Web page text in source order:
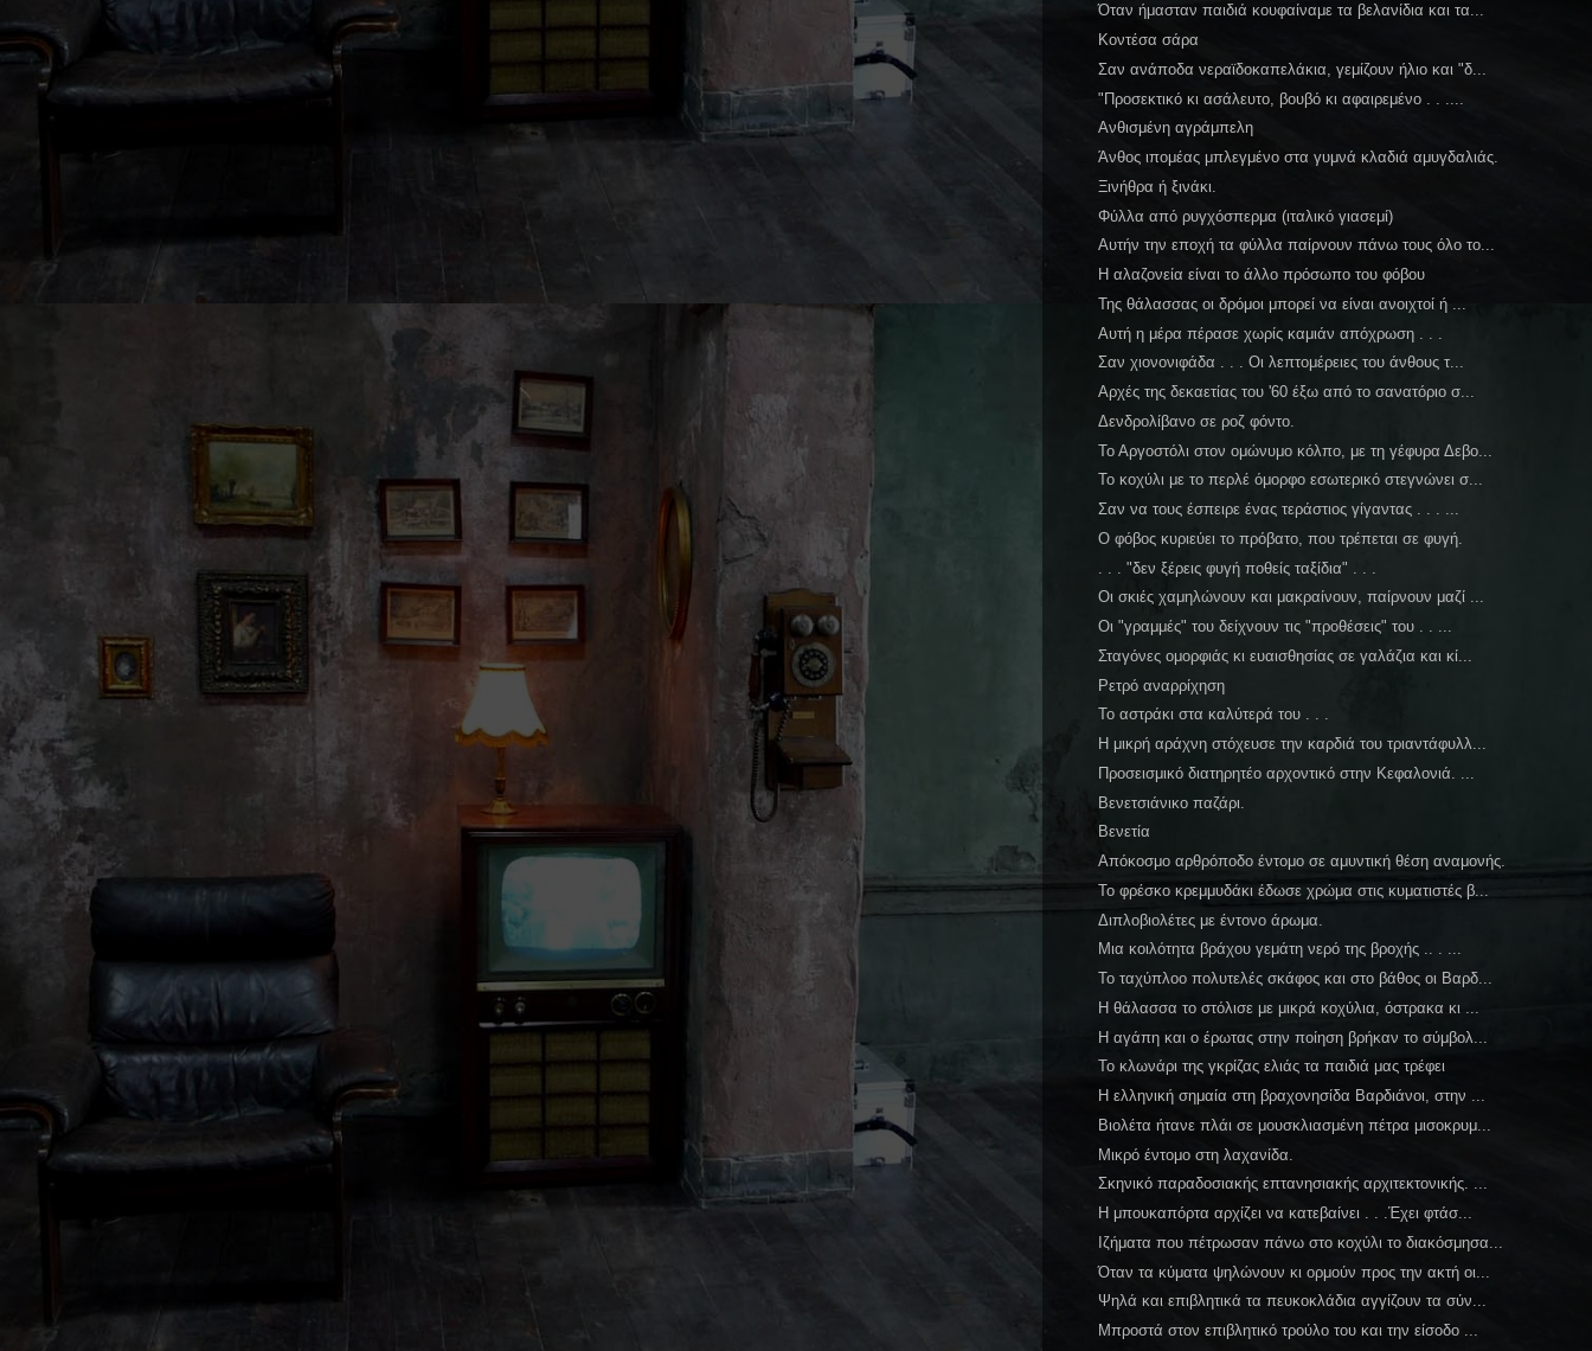
Όταν ήμασταν παιδιά κουφαίναμε τα βελανίδια και τα...
Κοντέσα σάρα
Σαν ανάποδα νεραϊδοκαπελάκια, γεμίζουν ήλιο και "δ...
"Προσεκτικό κι ασάλευτο, βουβό κι αφαιρεμένο . . ....
Ανθισμένη αγράμπελη
Άνθος ιπομέας μπλεγμένο στα γυμνά κλαδιά αμυγδαλιάς.
Ξινήθρα ή ξινάκι.
Φύλλα από ρυγχόσπερμα (ιταλικό γιασεμί)
Αυτήν την εποχή τα φύλλα παίρνουν πάνω τους όλο το...
Η αλαζονεία είναι το άλλο πρόσωπο του φόβου
Της θάλασσας οι δρόμοι μπορεί να είναι ανοιχτοί ή ...
Αυτή η μέρα πέρασε χωρίς καμιάν απόχρωση . . .
Σαν χιονονιφάδα . . . Οι λεπτομέρειες του άνθους τ...
Αρχές της δεκαετίας του '60 έξω από το σανατόριο σ...
Δενδρολίβανο σε ροζ φόντο.
Το Αργοστόλι στον ομώνυμο κόλπο, με τη γέφυρα Δεβο...
Το κοχύλι με το περλέ όμορφο εσωτερικό στεγνώνει σ...
Σαν να τους έσπειρε ένας τεράστιος γίγαντας . . . ...
Ο φόβος κυριεύει το πρόβατο, που τρέπεται σε φυγή.
. . . "δεν ξέρεις φυγή ποθείς ταξίδια" . . .
Οι σκιές χαμηλώνουν και μακραίνουν, παίρνουν μαζί ...
Οι "γραμμές" του δείχνουν τις "προθέσεις" του . . ...
Σταγόνες ομορφιάς κι ευαισθησίας σε γαλάζια και κί...
Ρετρό αναρρίχηση
Το αστράκι στα καλύτερά του . . .
Η μικρή αράχνη στόχευσε την καρδιά του τριαντάφυλλ...
Προσεισμικό διατηρητέο αρχοντικό στην Κεφαλονιά. ...
Βενετσιάνικο παζάρι.
Βενετία
Απόκοσμο αρθρόποδο έντομο σε αμυντική θέση αναμονής.
Το φρέσκο κρεμμυδάκι έδωσε χρώμα στις κυματιστές β...
Διπλοβιολέτες με έντονο άρωμα.
Μια κοιλότητα βράχου γεμάτη νερό της βροχής .. . ...
Το ταχύπλοο πολυτελές σκάφος και στο βάθος οι Βαρδ...
Η θάλασσα το στόλισε με μικρά κοχύλια, όστρακα κι ...
Η αγάπη και ο έρωτας στην ποίηση βρήκαν το σύμβολ...
Το κλωνάρι της γκρίζας ελιάς τα παιδιά μας τρέφει
Η ελληνική σημαία στη βραχονησίδα Βαρδιάνοι, στην ...
Βιολέτα ήτανε πλάι σε μουσκλιασμένη πέτρα μισοκρυμ...
Μικρό έντομο στη λαχανίδα.
Σκηνικό παραδοσιακής επτανησιακής αρχιτεκτονικής. ...
Η μπουκαπόρτα αρχίζει να κατεβαίνει . . .Έχει φτάσ...
Ιζήματα που πέτρωσαν πάνω στο κοχύλι το διακόσμησα...
Όταν τα κύματα ψηλώνουν κι ορμούν προς την ακτή οι...
Ψηλά και επιβλητικά τα πευκοκλάδια αγγίζουν τα σύν...
Μπροστά στον επιβλητικό τρούλο του και την είσοδο ...